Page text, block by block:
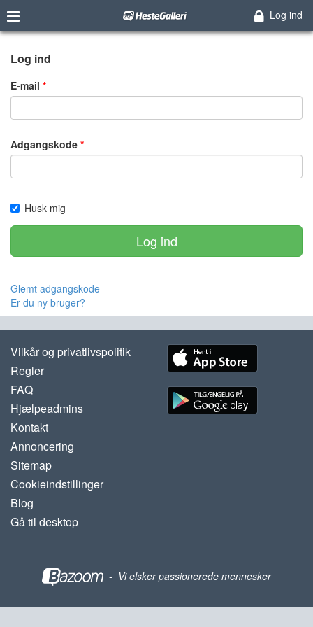
Log ind
Log ind
E-mail
Adgangskode
Husk mig
Log ind
Glemt adgangskode
Er du ny bruger?
Vilkår og privatlivspolitik
Regler
FAQ
Hjælpeadmins
Kontakt
Annoncering
Sitemap
Cookieindstillinger
Blog
Gå til desktop
- Vi elsker passionerede mennesker